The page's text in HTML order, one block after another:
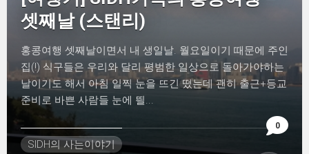
0
셋째날 (스탠리)
홍콩여행 셋째날이면서 내 생일날. 월요일이기 때문에 주인
집(!) 식구들은 우리와 달리 평범한 일상으로 돌아가야하는
날이기도 해서 아침 일찍 눈을 뜨긴 떴는데 괜히 출근+등교
준비로 바쁜 사람들 눈에 띌...
SIDH의 사는이야기